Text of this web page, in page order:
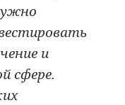
и
сфере.